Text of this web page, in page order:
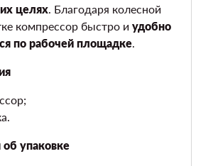
целях. Благодаря колесной
компрессор быстро и удобно
по рабочей площадке.
упаковке